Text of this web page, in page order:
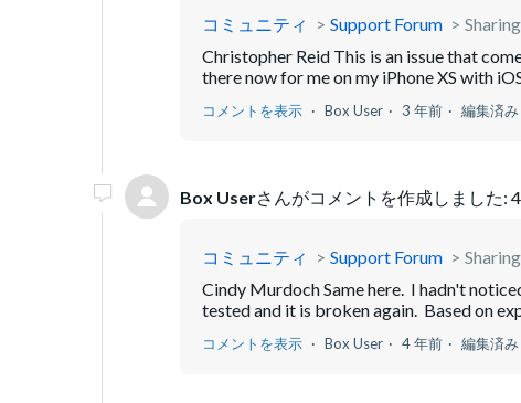
コミュニティ Support Forum
Christopher Reid This is an issue that
there now for me on my iPhone XS with
コメントを表示 Box User 3 年前 編集済み
Box Userさんがコメントを作成しました:
コミュニティ Support Forum
Cindy Murdoch Same here. I hadn't
tested and it is broken again. Based on
コメントを表示 Box User 4 年前 編集済み